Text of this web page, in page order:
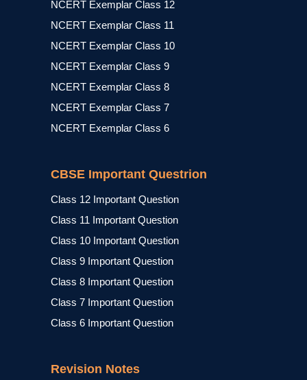
NCERT Exemplar Class 12
NCERT Exemplar Class 11
NCERT Exemplar Class 10
NCERT Exemplar Class 9
NCERT Exemplar Class 8
NCERT Exemplar Class 7
NCERT Exemplar Class 6
CBSE Important Questrion
Class 12 Important Question
Class 11 Important Question
Class 10 Important Question
Class 9 Important Question
Class 8 Important Question
Class 7 Important Question
Class 6 Important Question
Revision Notes